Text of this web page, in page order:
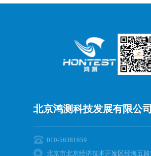
北京鸿测科技发展有限公司
010-56381659
北京市北京经济技术开发区经海五路